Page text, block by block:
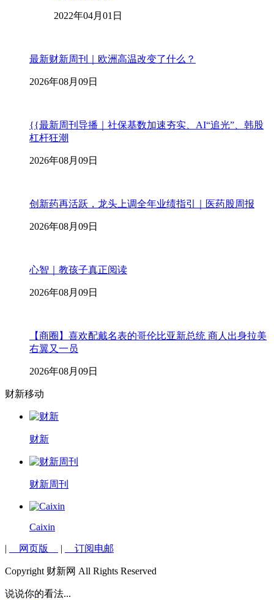
2022年04月01日
最新财新周刊｜欧洲高温改变了什么？
2026年08月09日
{{最新周刊导播｜社保基数加速夯实、AI“追光”、韩股
杠杆狂潮
2026年08月09日
创新药再活跃，龙头上调全年业绩指引｜医药股周报
2026年08月09日
心智｜教孩子真正阅读
2026年08月09日
【商圈】喜欢配戴名表的哥伦比亚新总统 商人出身拉美
右翼又一员
2026年08月09日
财新移动
财新
财新周刊
Caixin
| 网页版 | 订阅电邮
Copyright 财新网 All Rights Reserved
说说你的看法...